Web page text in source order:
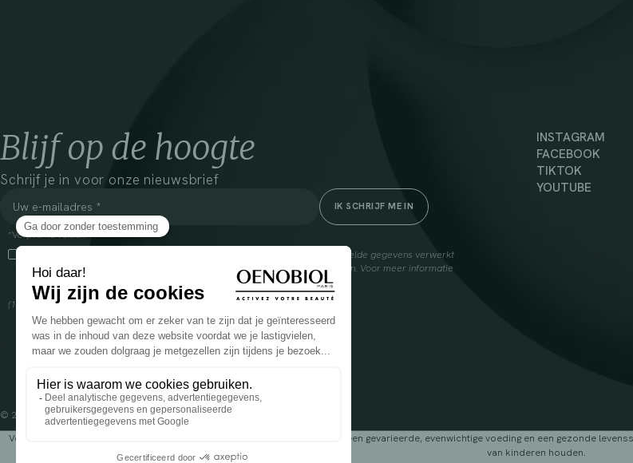
Blijf op de hoogte
Schrijf je in voor onze nieuwsbrief
*Verplichte velden
Door dit vakje aan te vinken, ga ik ermee akkoord dat Cooper(1) de verzamelde gegevens verwerkt
om mij commerciële informatie te sturen over zijn producten en aanbiedingen. Voor meer informatie
over het beheer van uw gegevens en uw rechten, klikhier
(1) Coopération pharmaceutique Française, RCS Melun 399 227 636
INSTAGRAM
FACEBOOK
TIKTOK
YOUTUBE
© 2024 OENOBIOL PARIS
Voedingssupplement dat moet worden geconsumeerd als onderdeel van een gevarieerde, evenwichtige voeding en een gezonde
van kinderen houden.